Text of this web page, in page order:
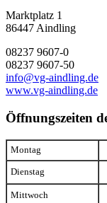
Marktplatz 1
86447 Aindling
08237 9607-0
08237 9607-50
info@vg-aindling.de
www.vg-aindling.de
Öffnungszeiten
Montag
Dienstag
Mittwoch